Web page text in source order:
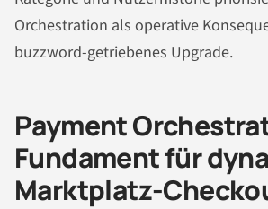
Orchestration als operative
buzzword-getriebenes Upgrade.
Payment
Fundament für
Marktplatz-